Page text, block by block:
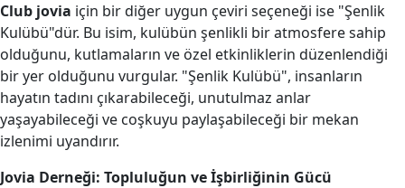
Club jovia için bir diğer uygun çeviri seçeneği ise "Şenlik
Kulübü"dür. Bu isim, kulübün şenlikli bir atmosfere sahip
olduğunu, kutlamaların ve özel etkinliklerin düzenlendiği
bir yer olduğunu vurgular. "Şenlik Kulübü", insanların
hayatın tadını çıkarabileceği, unutulmaz anlar
yaşayabileceği ve coşkuyu paylaşabileceği bir mekan
izlenimi uyandırır.
Jovia Derneği: Topluluğun ve İşbirliğinin Gücü